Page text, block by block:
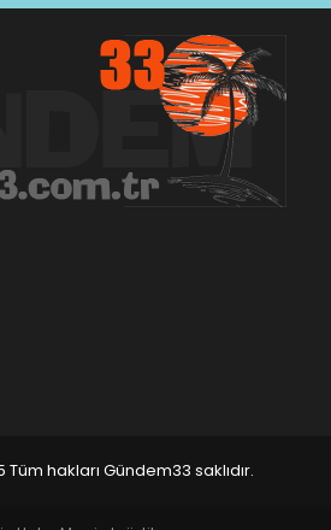
hakları Gündem33 saklıdır.